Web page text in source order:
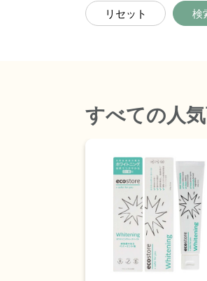
リセット 検
すべての人